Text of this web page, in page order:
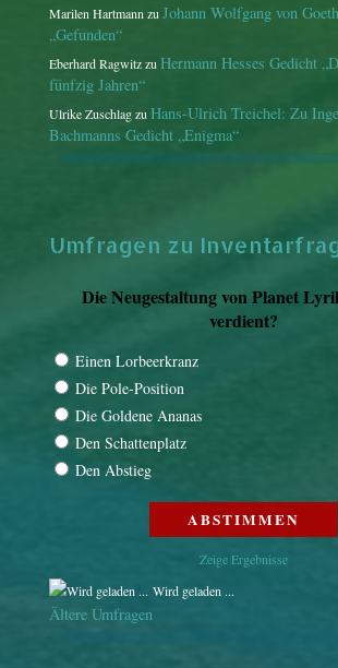
Marilen HartmannzuJohann Wolfgang von
„Gefunden“
Eberhard RagwitzzuHermann Hesses Gedicht
fünfzig Jahren“
Ulrike ZuschlagzuHans-Ulrich Treichel: Zu
Bachmanns Gedicht „Enigma“
Umfragen zu
Die Neugestaltung von Planet
verdient?
Einen Lorbeerkranz
Die Pole-Position
Die Goldene Ananas
Den Schattenplatz
Den Abstieg
Zeige Ergebnisse
Wird geladen ...
Ältere Umfragen